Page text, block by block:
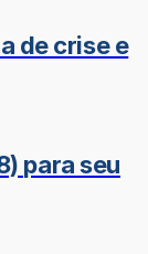
de crise e
para seu